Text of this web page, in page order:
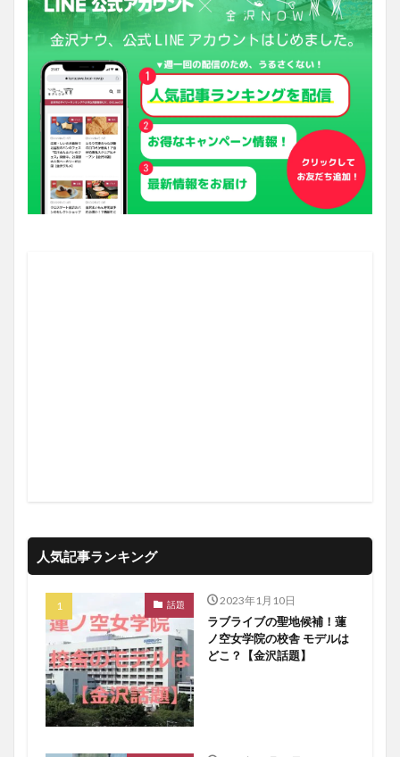
人気記事ランキング
話題 2023年1月10日
ラブライブの聖地候補！蓮
ノ空女学院の校舎 モデルは
どこ？【金沢話題】